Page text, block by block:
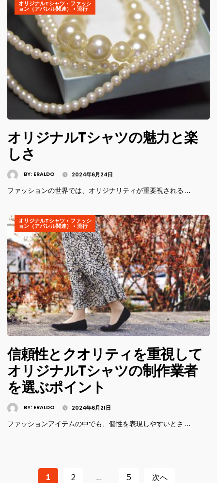
オリジナルTシャツ • ファッシ
ョン（アパレル関連） • 流行
オリジナルTシャツの魅力と楽
しさ
BY: ERALDO 2024年6月24日
ファッションの世界では、オリジナリティが重要視される …
オリジナルTシャツ • ファッシ
ョン（アパレル関連） • 流行
信頼性とクオリティを重視して
オリジナルTシャツの制作業者
を選ぶポイント
BY: ERALDO 2024年6月21日
ファッションアイテムの中でも、個性を表現しやすいとさ …
1 2 … 5 次へ